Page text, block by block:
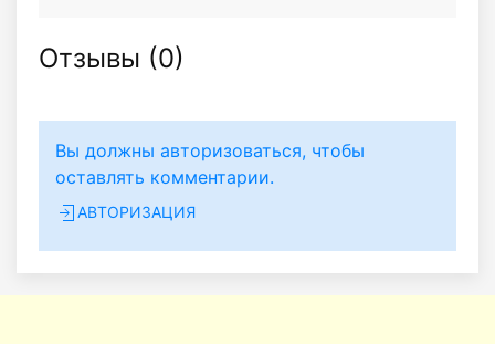
Отзывы (0)
Вы должны авторизоваться, чтобы
оставлять комментарии.
АВТОРИЗАЦИЯ